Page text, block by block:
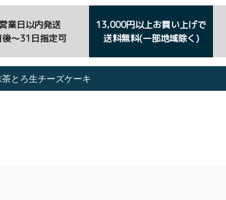
業日以内発送
後〜31日指定可
13,000円以上お買い上げで
送料無料(一部地域除く)
とろ生チーズケーキ